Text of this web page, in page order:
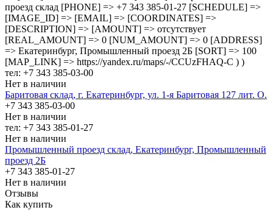
проезд cклад [PHONE] => +7 343 385-01-27 [SCHEDULE] =>
[IMAGE_ID] => [EMAIL] => [COORDINATES] =>
[DESCRIPTION] => [AMOUNT] => отсутствует
[REAL_AMOUNT] => 0 [NUM_AMOUNT] => 0 [ADDRESS]
=> Екатеринбург, Промышленный проезд 2Б [SORT] => 100
[MAP_LINK] => https://yandex.ru/maps/-/CCUzFHAQ-C ) )
тел: +7 343 385-03-00
Нет в наличии
Баритовая склад, г. Екатеринбург, ул. 1-я Баритовая 127 лит. О.
+7 343 385-03-00
Нет в наличии
тел: +7 343 385-01-27
Нет в наличии
Промышленный проезд cклад, Екатеринбург, Промышленный
проезд 2Б
+7 343 385-01-27
Нет в наличии
Отзывы
Как купить